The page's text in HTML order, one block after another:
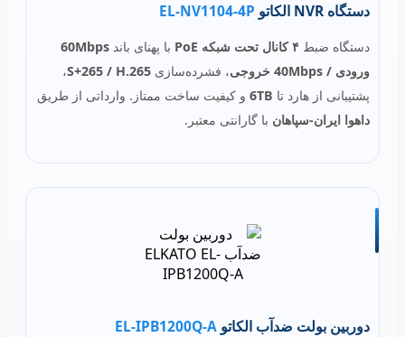
دستگاه NVR الکاتو EL‑NV1104‑4P
دستگاه ضبط ۴ کانال تحت شبکه PoE با پهنای باند 60Mbps
ورودی / 40Mbps خروجی
، فشرده‌سازی S+265 / H.265،
پشتیبانی از هارد تا 6TB و کیفیت ساخت ممتاز. وارداتی از طریق
داهوا ایران-سپاهان با گارانتی معتبر.
دوربین بولت ضدآب الکاتو EL‑IPB1200Q‑A